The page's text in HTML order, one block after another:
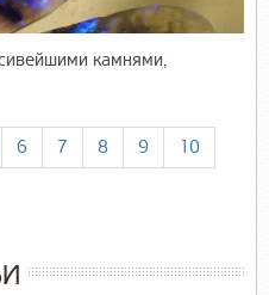
камнями,
6 7 8 9
10